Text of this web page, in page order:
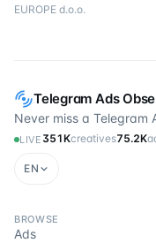
Telegram Ads
Never miss a Telegram
LIVE 351Kcreatives75.2K
EN
BROWSE
Ads
EUROPE d.o.o.